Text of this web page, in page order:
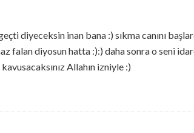
diyeceksin inan bana :) sıkma canını
falan diyosun hatta :):) daha sonra o seni
Allahın izniyle :)